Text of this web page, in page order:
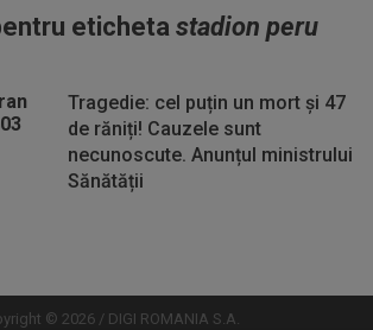
eticheta stadion peru
Tragedie: cel puțin un mort și 47
de răniți! Cauzele sunt
necunoscute. Anunțul ministrului
Sănătății
© 2026 / DIGI ROMANIA S.A.